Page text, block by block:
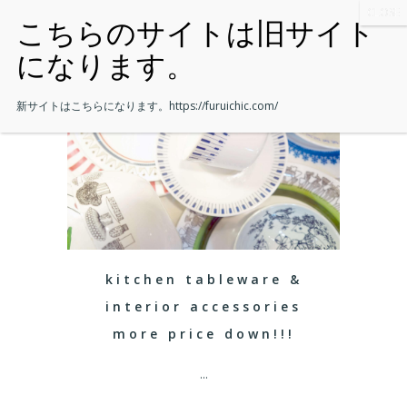
kitchen tableware &
interior accessories
more price down!!!
...
新サイトはこちらになります。 https://furuichic.com/